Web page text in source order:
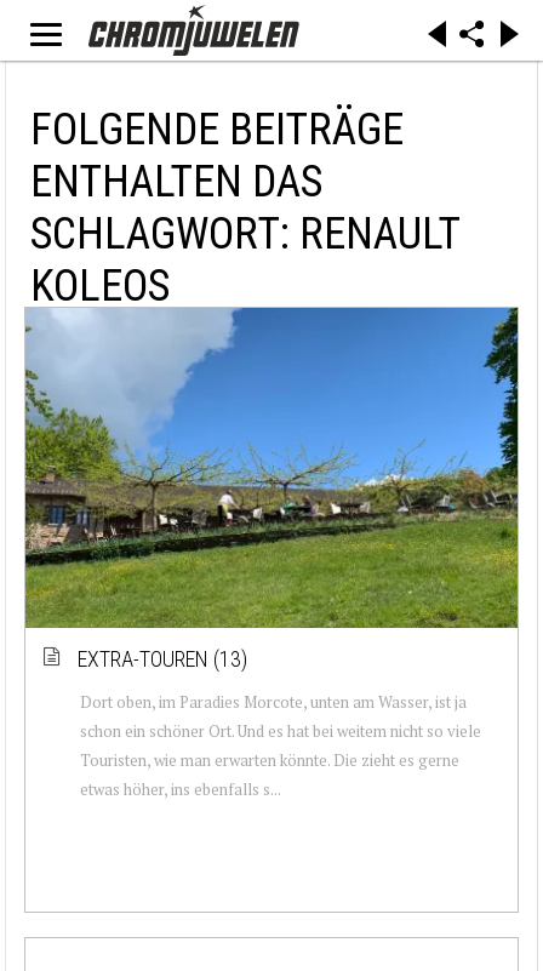
FOLGENDE BEITRÄGE
ENTHALTEN DAS
SCHLAGWORT: RENAULT
KOLEOS
EXTRA-TOUREN (13)
Dort oben, im Paradies Morcote, unten am Wasser, ist ja
schon ein schöner Ort. Und es hat bei weitem nicht so viele
Touristen, wie man erwarten könnte. Die zieht es gerne
etwas höher, ins ebenfalls s...